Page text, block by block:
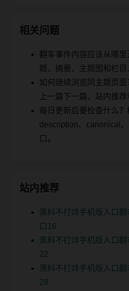
相关问题
翻车事件内容应该从哪
题、摘要、主题图和栏目
如何继续浏览同主题页面
上一篇下一篇、站内推荐
每日更新后要检查什么？
description、canonical
口。
站内推荐
黑料不打烊手机版入口
口16
黑料不打烊手机版入口
22
黑料不打烊手机版入口
28